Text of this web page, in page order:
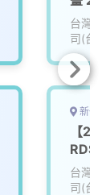
AO
台灣積
司(台
新竹
【
台灣積
司(台